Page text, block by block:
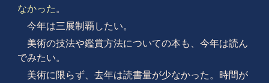
なかった 。
今年は三展制覇したい。
美術の技法や鑑賞方法についての本も、今年は読ん
でみたい。
美術に限らず、去年は読書量が少なかった。時間が